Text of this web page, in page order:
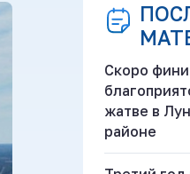
Скоро
жатве в
районе